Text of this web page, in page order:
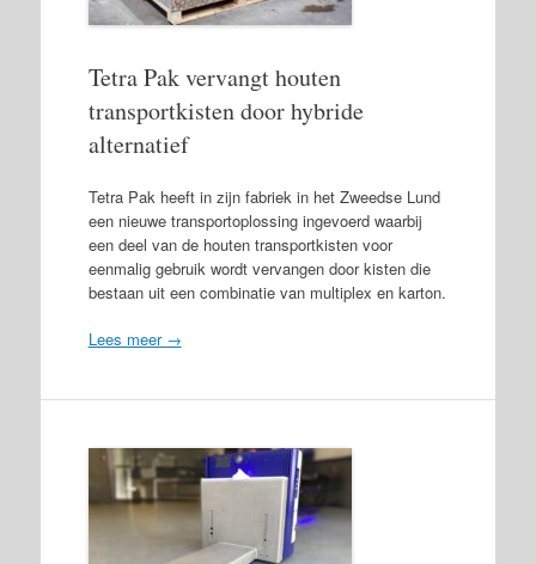
Tetra Pak vervangt houten
transportkisten door hybride
alternatief
Tetra Pak heeft in zijn fabriek in het Zweedse Lund
een nieuwe transportoplossing ingevoerd waarbij
een deel van de houten transportkisten voor
eenmalig gebruik wordt vervangen door kisten die
bestaan uit een combinatie van multiplex en karton.
Lees meer →